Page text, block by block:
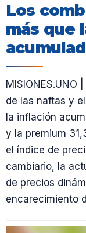
Los
más que
de las naftas y
la inflación
y la premium
el índice de
cambiario, la
de precios
encarecimiento